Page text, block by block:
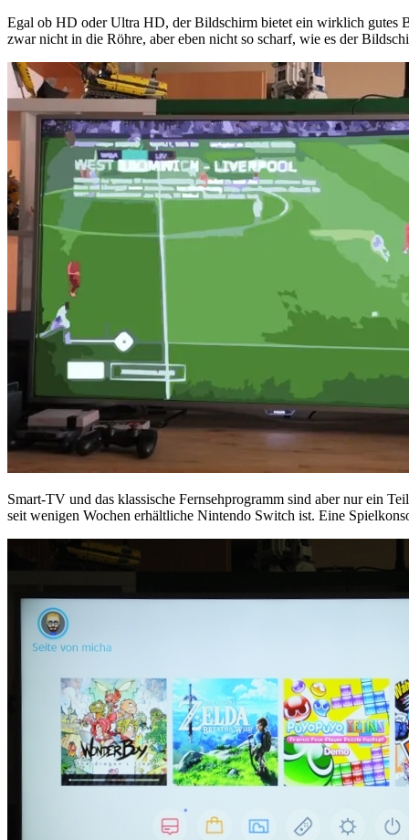
Egal ob HD oder Ultra HD, der Bildschirm bietet ein wirklich gutes
zwar nicht in die Röhre, aber eben nicht so scharf, wie es der
Smart-TV und das klassische Fernsehprogramm sind aber nur ein
seit wenigen Wochen erhältliche Nintendo Switch ist. Eine